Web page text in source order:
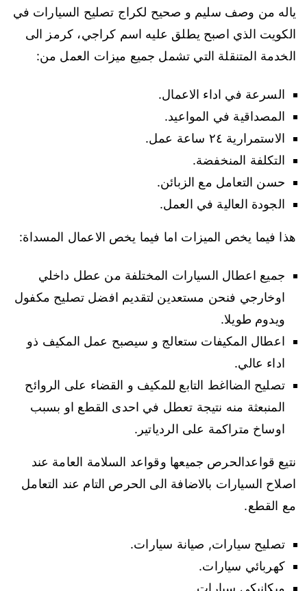
ياله من وصف سليم و صحيح لكراج تصليح السيارات في
الكويت الذي اصبح يطلق عليه اسم كراجي، كرمز الى
الخدمة المتنقلة التي تشمل جميع ميزات العمل من:
السرعة في اداء الاعمال.
المصداقية في المواعيد.
الاستمرارية ٢٤ ساعة عمل.
التكلفة المنخفضة.
حسن التعامل مع الزبائن.
الجودة العالية في العمل.
هذا فيما يخص الميزات اما فيما يخص الاعمال المسداة:
جميع اعطال السيارات المختلفة من عطل داخلي
اوخارجي فنحن مستعدين لتقديم افضل تصليح مكفول
ويدوم طويلا.
اعطال المكيفات ستعالج و سيصبح عمل المكيف ذو
اداء عالي.
تصليح الضااغط التابع للمكيف و القضاء على الروائح
المنبعثة منه نتيجة تعطل في احدى القطع او بسبب
اوساخ متراكمة على الردياتير.
نتيع قواعدالحرص جميعها وقواعد السلامة العامة عند
اصلاح السيارات بالاضافة الى الحرص التام عند التعامل
مع القطع.
تصليح سيارات, صيانة سيارات.
كهربائي سيارات.